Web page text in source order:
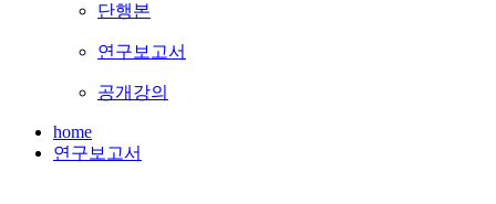
단행본
연구보고서
공개강의
home
연구보고서